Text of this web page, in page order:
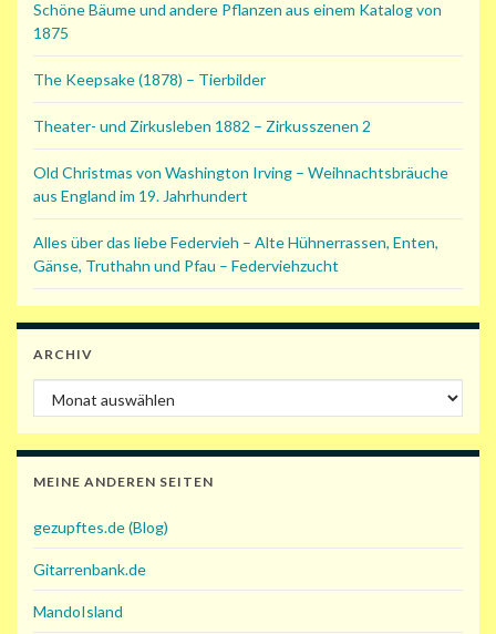
Schöne Bäume und andere Pflanzen aus einem Katalog von
1875
The Keepsake (1878) – Tierbilder
Theater- und Zirkusleben 1882 – Zirkusszenen 2
Old Christmas von Washington Irving – Weihnachtsbräuche
aus England im 19. Jahrhundert
Alles über das liebe Federvieh – Alte Hühnerrassen, Enten,
Gänse, Truthahn und Pfau – Federviehzucht
ARCHIV
Archiv
MEINE ANDEREN SEITEN
gezupftes.de (Blog)
Gitarrenbank.de
MandoIsland